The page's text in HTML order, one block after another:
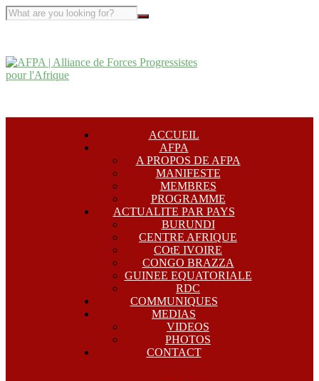
ACCUEIL
AFPA
A PROPOS DE AFPA
MANIFESTE
MEMBRES
PROGRAMME
ACTUALITE PAR PAYS
BURUNDI
CENTRE AFRIQUE
COtE IVOIRE
CONGO BRAZZA
GUINEE EQUATORIALE
RDC
COMMUNIQUES
MEDIAS
VIDEOS
PHOTOS
CONTACT